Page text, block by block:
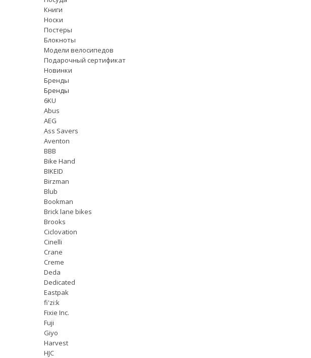
Книги
Носки
Постеры
Блокноты
Модели велосипедов
Подарочный сертификат
Новинки
Бренды
Бренды
6KU
Abus
AEG
Ass Savers
Aventon
BBB
Bike Hand
BIKEID
Birzman
Blub
Bookman
Brick lane bikes
Brooks
Ciclovation
Cinelli
Crane
Creme
Deda
Dedicated
Eastpak
fi'zi:k
Fixie Inc.
Fuji
Giyo
Harvest
HJC